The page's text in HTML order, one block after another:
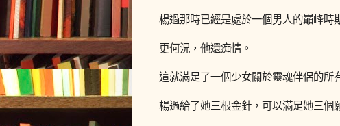
楊過那時已經是處於一個男人的巔峰時
更何況，他還痴情。
這就滿足了一個少女關於靈魂伴侶的所
楊過給了她三根金針，可以滿足她三個